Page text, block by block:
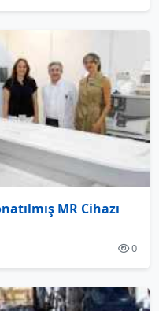
MR Cihazı
0